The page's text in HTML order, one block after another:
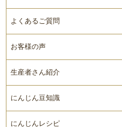
よくあるご質問
お客様の声
生産者さん紹介
にんじん豆知識
にんじんレシピ